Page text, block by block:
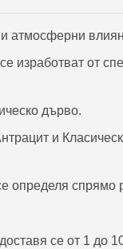
атмосферни
изработват от
дърво.
и
определя спрямо
се от 1 до